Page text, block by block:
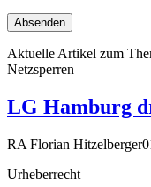
Aktuelle Artikel zum
Netzsperren
LG Hamburg
RA Florian Hitzelberger
Urheberrecht